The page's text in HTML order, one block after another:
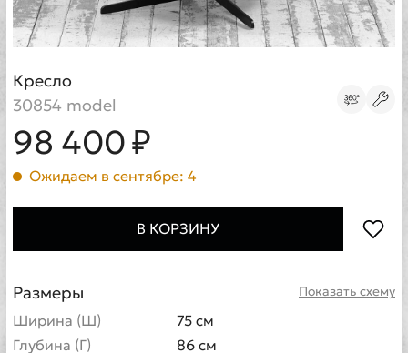
Кресло
30854 model
98 400 ₽
Ожидаем в сентябре: 4
В КОРЗИНУ
Показать схему
Размеры
Ширина (Ш)
75 см
Глубина (Г)
86 см